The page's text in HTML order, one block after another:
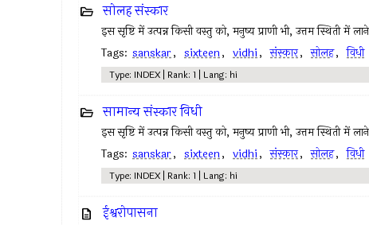
सोलह संस्कार
इस सृष्टि में उत्पन्न किसी वस्तु को, मनुष्य प्राणी भी, उत्तम स्थिती में
Tags: sanskar, sixteen, vidhi, संस्कार, सोलह, विधी
Type: INDEX | Rank: 1 | Lang: hi
सामान्य संस्कार विधी
इस सृष्टि में उत्पन्न किसी वस्तु को, मनुष्य प्राणी भी, उत्तम स्थिती में
Tags: sanskar, sixteen, vidhi, संस्कार, सोलह, विधी
Type: INDEX | Rank: 1 | Lang: hi
ईश्वरोपासना